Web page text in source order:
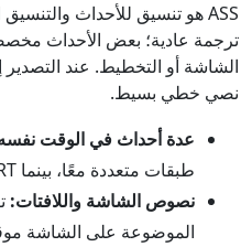
ترجمة عادية؛ بعض الأحداث
نصي خطي بسيط.
عدة أحداث في الوقت
طبقات متعددة معًا، بينما SRT محدود في ذلك.
نصوص الشاشة واللافتات:
الموضوعة على الشاشة